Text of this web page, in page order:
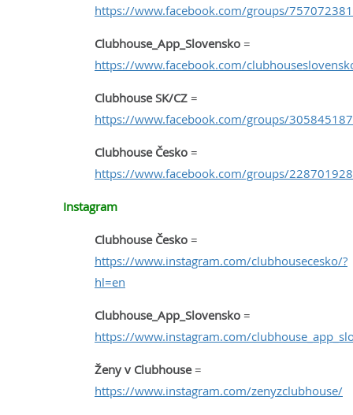
https://www.facebook.com/groups/
Clubhouse_App_Slovensko =
https://www.facebook.com/
Clubhouse SK/CZ =
https://www.facebook.com/groups/
Clubhouse Česko =
https://www.facebook.com/groups/
Instagram
Clubhouse Česko =
https://www.instagram.com/clubhousecesko/?
hl=en
Clubhouse_App_Slovensko =
https://www.instagram.com/
Ženy v Clubhouse=
https://www.instagram.com/zenyzclubhouse/